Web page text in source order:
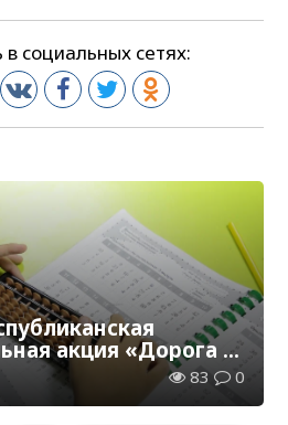
социальных сетях:
акция «Дорога в
83 0